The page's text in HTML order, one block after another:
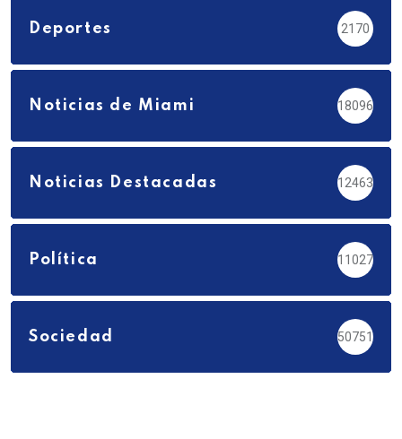
Deportes 2170
Noticias de Miami 18096
Noticias Destacadas 12463
Política 11027
Sociedad 50751